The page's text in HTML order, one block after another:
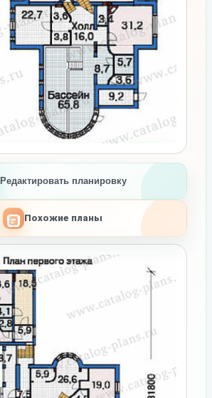
Редактировать планировку
Похожие планы